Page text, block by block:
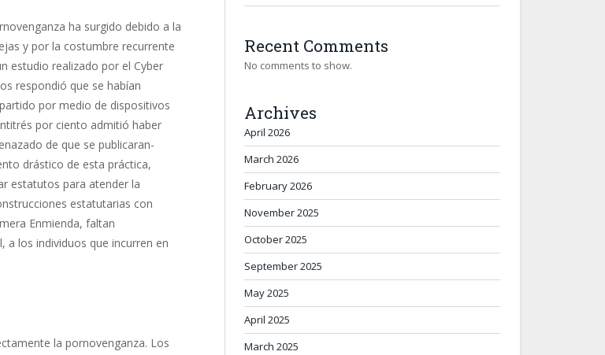
ha surgido debido a la
y por la costumbre recurrente
estudio realizado por el Cyber
respondió que se habían
por medio de dispositivos
por ciento admitió haber
de que se publicaran-
drástico de esta práctica,
estatutos para atender la
estatutarias con
Enmienda, faltan
a los individuos que incurren en
la pornovenganza. Los
Recent Comments
No comments to show.
Archives
April 2026
March 2026
February 2026
November 2025
October 2025
September 2025
May 2025
April 2025
March 2025